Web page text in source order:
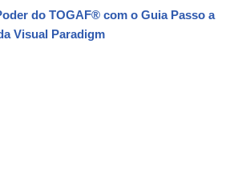
do TOGAF® com o Guia Passo a
Visual Paradigm